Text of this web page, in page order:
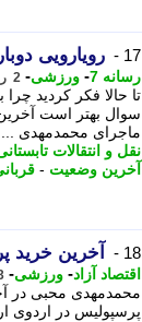
17 - رویارویی
رسانه 7 - ورزشی- 2 روز پیش - جمعه 16 مرداد 1405، 09:05
تا حالا فکر کردید
سوال بهتر است
ماجرای محمدمهدی ...
نقل و انتقالات
آخرین وضعیت -
18 - آخرین خرید
اقتصاد آزاد- ورزشی- 3 روز پیش -
محمدمهدی محبی در
پرسپولیس در اردوی